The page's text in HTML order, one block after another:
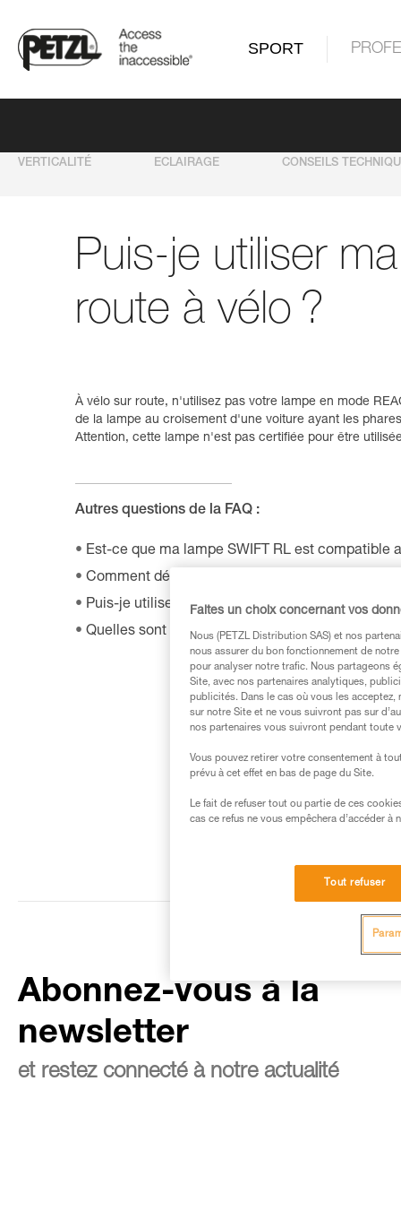
SPORT
VERTICALITÉ ECLAIRAGE CONSEILS
Puis-je utiliser
route à vélo ?
À vélo sur route, n'utilisez pas votre lampe en mode
de la lampe au croisement d'une voiture ayant les
Attention, cette lampe n'est pas certifiée pour être
Autres questions de la FAQ :
Est-ce que ma lampe SWIFT RL est compatible
Comment désactiver le mode Boost sur ma
Puis-je utiliser ma lampe connectée
Quelles sont les batteries rechargeables
Abonnez-vous à la
newsletter
et restez connecté à notre actualité
Faites un choix concernant vos
Nous (PETZL Distribution SAS) et nos
nous assurer du bon fonctionnement de
pour analyser notre trafic. Nous partageons
Site, avec nos partenaires analytiques,
publicités. Dans le cas où vous les
sur notre Site et ne vous suivront pas sur
nos partenaires vous suivront pendant toute
Vous pouvez retirer votre consentement à
prévu à cet effet en bas de page du Site.
Le fait de refuser tout ou partie de ces
cas ce refus ne vous empêchera d’accéder à
Tout refuser